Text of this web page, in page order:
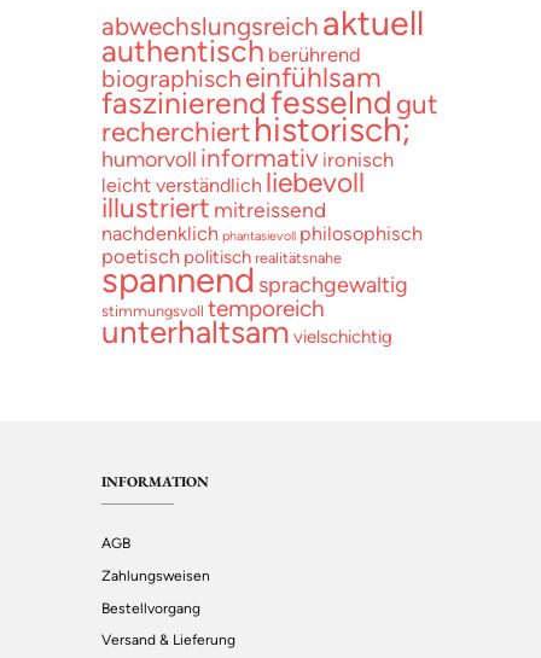
abwechslungsreich aktuell
authentisch berührend
biographisch einfühlsam
faszinierendfesselnd gut
recherchierthistorisch;
humorvoll informativ ironisch
leicht verständlich liebevoll
illustriert mitreissend
nachdenklich phantasievoll philosophisch
poetisch politisch realitätsnahe
spannend sprachgewaltig
stimmungsvoll temporeich
unterhaltsam vielschichtig
INFORMATION
AGB
Zahlungsweisen
Bestellvorgang
Versand & Lieferung